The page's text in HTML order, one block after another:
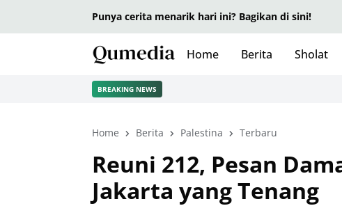
Punya cerita menarik hari ini? Bagikan di sini!
Home Berita Sholat
BREAKING NEWS
Home Berita Palestina Terbaru
Reuni 212, Pesan
Jakarta yang Tenang